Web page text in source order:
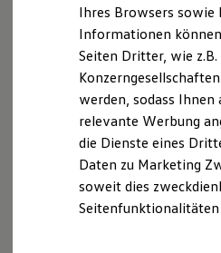
Fahrerassistenz-
Kontrollleuchten
Kurzfahrprofile
XTL-
Ersatzteile und
Original Zubehör und
myVolkswagen
Elektrisch & Autonom
Elektro - &
Neuwagen Caddy -
California
ID.
Service
Volkswagen Economy
Service
ProfiPartner für
Gebrauchtwagen
Ihres Browsers sowie
Informationen
Seiten Dritter, wie
werden, sodass
relevante Werbung
die Dienste eines
Daten zu Marketing
soweit dies